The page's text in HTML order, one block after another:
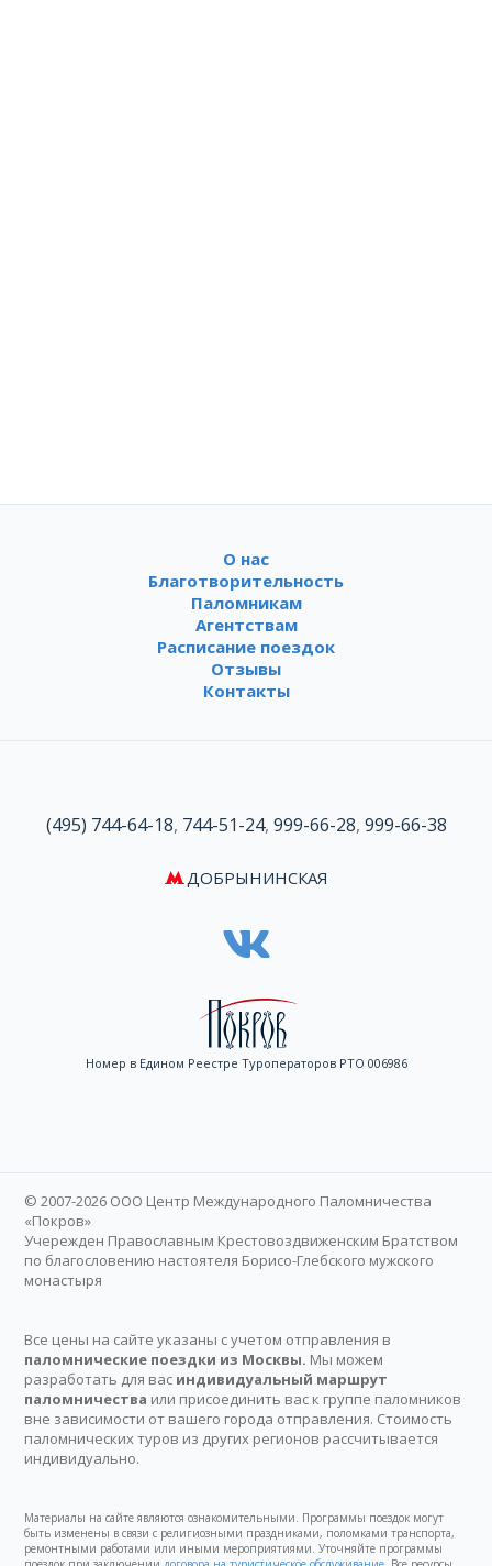
О нас
Благотворительность
Паломникам
Агентствам
Расписание поездок
Отзывы
Контакты
(495) 744-64-18, 744-51-24, 999-66-28, 999-66-38
ДОБРЫНИНСКАЯ
Номер в Едином Реестре Туроператоров РТО 006986
© 2007-2026 ООО Центр Международного Паломничества
«Покров»
Учережден Православным Крестовоздвиженским Братством
по благословению настоятеля Борисо-Глебского мужского
монастыря
Все цены на сайте указаны с учетом отправления в
паломнические поездки из Москвы. Мы можем
разработать для вас индивидуальный маршрут
паломничества или присоединить вас к группе паломников
вне зависимости от вашего города отправления. Стоимость
паломнических туров из других регионов рассчитывается
индивидуально.
Материалы на сайте являются ознакомительными. Программы поездок могут
быть изменены в связи с религиозными праздниками, поломками транспорта,
ремонтными работами или иными мероприятиями. Уточняйте программы